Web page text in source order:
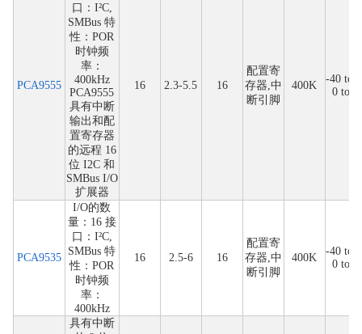
PCA9555
口：I²C,
SMBus 特
性：POR
时钟频
率：
400kHz
PCA9555
具有中断
输出和配
置寄存器
的远程 16
位 I2C 和
SMBus I/O
扩展器
16 2.3-5.5 16
配置寄
存器,中
断引脚
400K
-40 to
0 to
PCA9535
I/O的数
量：16 接
口：I²C,
SMBus 特
性：POR
时钟频
率：
400kHz
16 2.5-6 16
配置寄
存器,中
断引脚
400K
-40 to
0 to
具有中断